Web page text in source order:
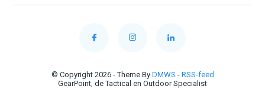
© Copyright 2026 - Theme By DMWS - RSS-feed
GearPoint, de Tactical en Outdoor Specialist